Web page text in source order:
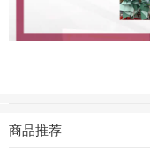
商品推荐